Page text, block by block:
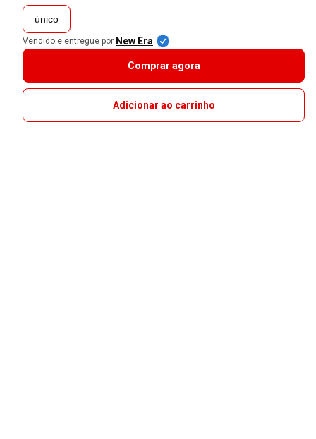
único
Vendido e entregue por New Era
Comprar agora
Adicionar ao carrinho